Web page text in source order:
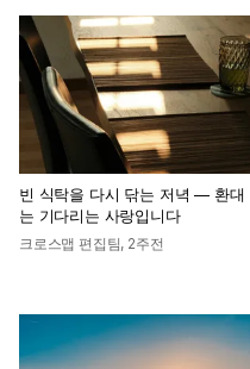
빈 식탁을 다시 닦는 저녁 — 환대
는 기다리는 사랑입니다
크로스맵 편집팀, 2주전